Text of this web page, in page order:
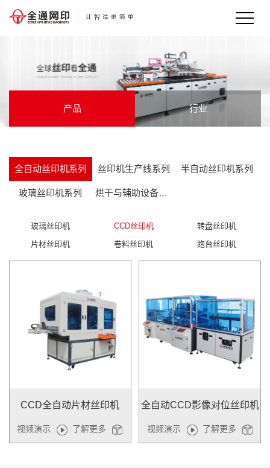
产品 行业
全自动丝印机系列 丝印机生产线系列 半自动丝印机系列
玻璃丝印机系列 烘干与辅助设备系列
玻璃丝印机 CCD丝印机
转盘丝印机
片材丝印机
卷料丝印机 跑台丝印机
CCD全自动片材丝印机
视频演示 了解更多
全自动CCD影像对位丝印机
视频演示 了解更多